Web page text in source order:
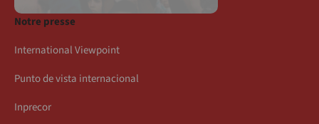
Notre presse
International Viewpoint
Punto de vista internacional
Inprecor